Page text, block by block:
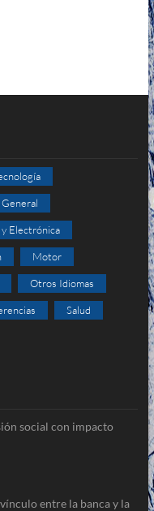
General
Electrónica
Motor
Otros Idiomas
Salud
social con impacto
entre la banca y la